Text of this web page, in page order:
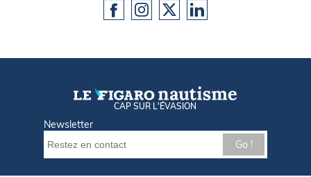
CAP SUR L'ÉVASION
Newsletter
Go !